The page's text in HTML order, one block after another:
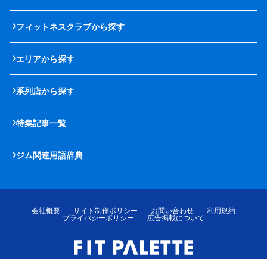
フィットネスクラブから探す
エリアから探す
系列店から探す
特集記事一覧
ジム関連用語辞典
会社概要 サイト制作ポリシー お問い合わせ
利用規約
プライバシーポリシー
広告掲載について